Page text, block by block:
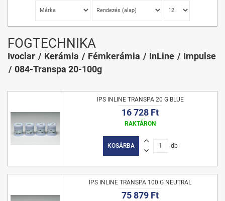
FOGTECHNIKA
Ivoclar Kerámia Fémkerámia InLine
Impulse
084-Transpa 20-100g
IPS INLINE TRANSPA 20 G BLUE
16 728 Ft
RAKTÁRON
KOSÁRBA db
IPS INLINE TRANSPA 100 G NEUTRAL
75 879 Ft